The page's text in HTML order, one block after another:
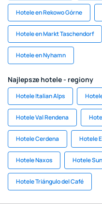
Hotele en Rekowo Górne
Hotele en Markt Taschendorf
Hotele en Nyhamn
Najlepsze hotele - regiony
Hotele Italian Alps
Hotele Val Rendena
Hotele Cerdena Hotele
Hotele Naxos Hotele
Hotele Triángulo del Café